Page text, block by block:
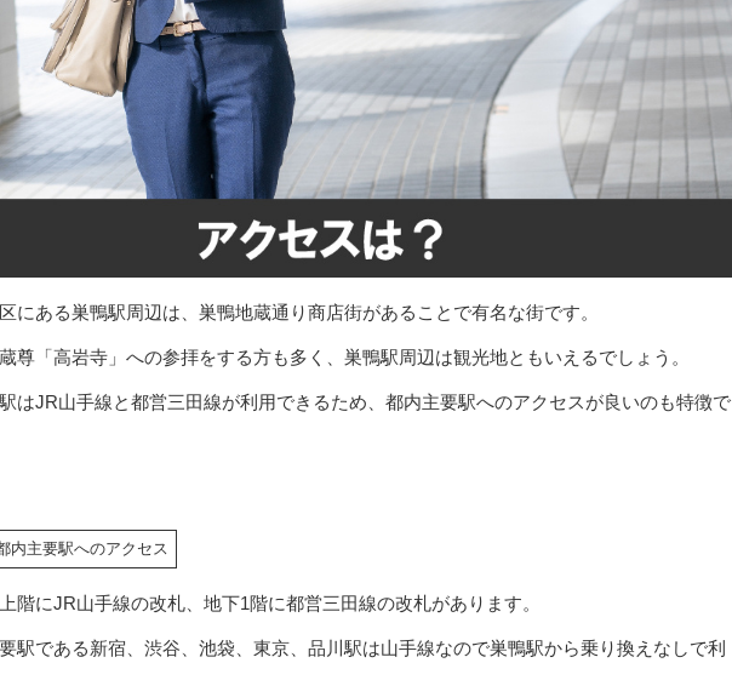
にある巣鴨駅周辺は、巣鴨地蔵通り商店街があることで有名な街です。
尊「高岩寺」への参拝をする方も多く、巣鴨駅周辺は観光地ともいえるでしょう。
はJR山手線と都営三田線が利用できるため、都内主要駅へのアクセスが良いのも特徴で
内主要駅へのアクセス
階にJR山手線の改札、地下1階に都営三田線の改札があります。
駅である新宿、渋谷、池袋、東京、品川駅は山手線なので巣鴨駅から乗り換えなしで利